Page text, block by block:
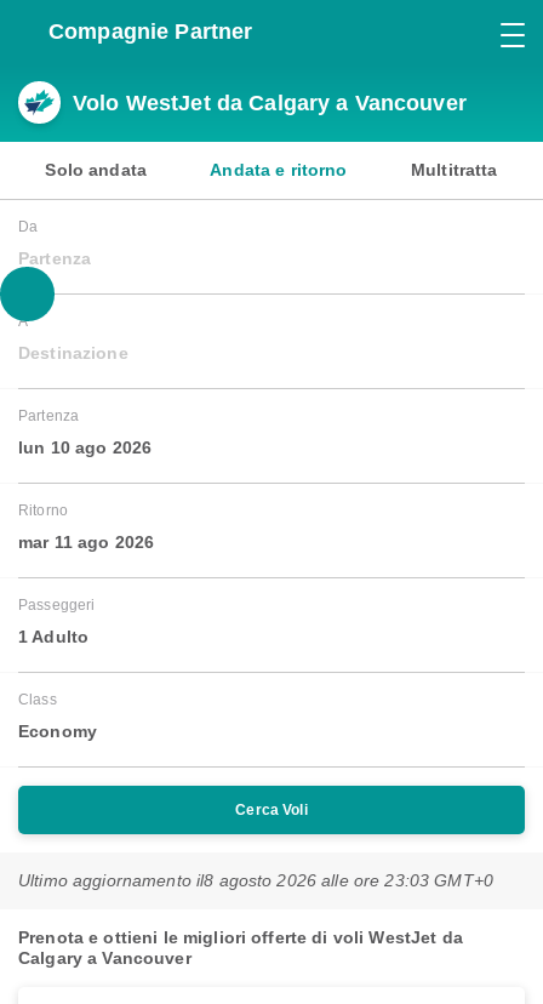
Compagnie Partner
Volo WestJet da Calgary a Vancouver
Solo andata Andata e ritorno Multitratta
Da
Partenza
A
Destinazione
Partenza
lun 10 ago 2026
Ritorno
mar 11 ago 2026
Passeggeri
1 Adulto
Class
Economy
Cerca Voli
Ultimo aggiornamento il8 agosto 2026 alle ore 23:03 GMT+0
Prenota e ottieni le migliori offerte di voli WestJet da
Calgary a Vancouver